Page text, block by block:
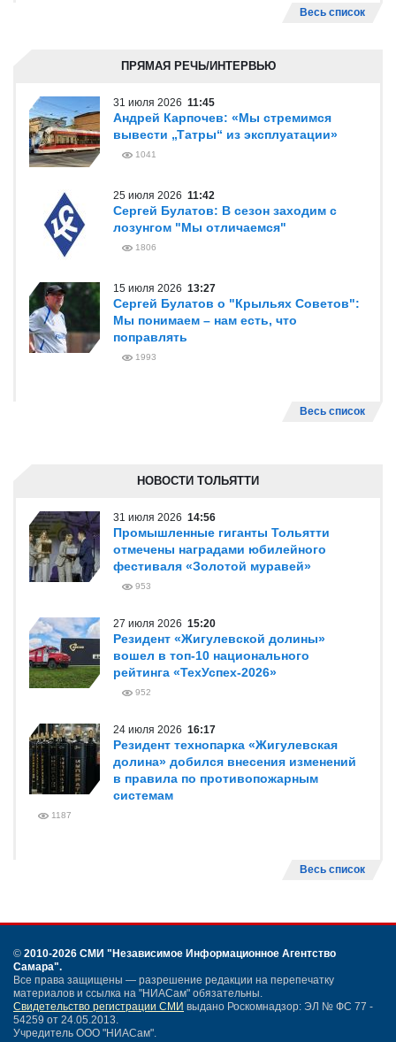
Весь список
ПРЯМАЯ РЕЧЬ/ИНТЕРВЬЮ
31 июля 2026 11:45
Андрей Карпочев: «Мы стремимся
вывести „Татры“ из эксплуатации»
1041
25 июля 2026 11:42
Сергей Булатов: В сезон заходим с
лозунгом "Мы отличаемся"
1806
15 июля 2026 13:27
Сергей Булатов о "Крыльях Советов":
Мы понимаем – нам есть, что
поправлять
1993
Весь список
НОВОСТИ ТОЛЬЯТТИ
31 июля 2026 14:56
Промышленные гиганты Тольятти
отмечены наградами юбилейного
фестиваля «Золотой муравей»
953
27 июля 2026 15:20
Резидент «Жигулевской долины»
вошел в топ-10 национального
рейтинга «ТехУспех-2026»
952
24 июля 2026 16:17
Резидент технопарка «Жигулевская
долина» добился внесения изменений
в правила по противопожарным
системам
1187
Весь список
© 2010-2026 СМИ "Независимое Информационное Агентство
Самара".
Все права защищены — разрешение редакции на перепечатку
материалов и ссылка на "НИАСам" обязательны.
Свидетельство регистрации СМИ выдано Роскомнадзор: ЭЛ № ФС 77 -
54259 от 24.05.2013.
Учредитель ООО "НИАСам".